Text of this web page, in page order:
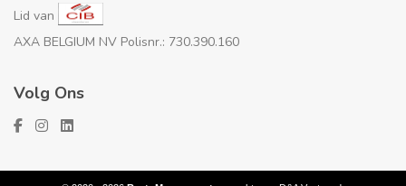
Lid van
AXA BELGIUM NV Polisnr.: 730.390.160
Volg Ons